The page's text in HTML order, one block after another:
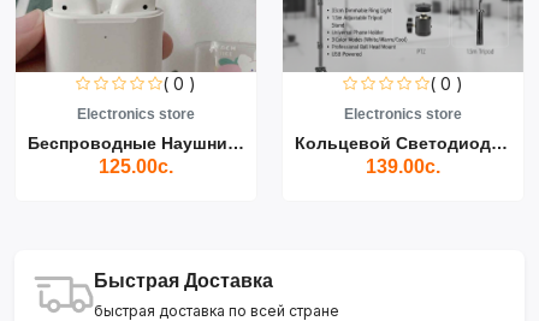
( 0 )
Electronics store
Беспроводные Наушники Air...
125.00с.
( 0 )
Electronics store
Кольцевой Светодиодный Св...
139.00с.
Быстрая Доставка
быстрая доставка по всей стране